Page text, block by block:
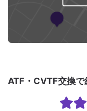
ATF・CVTF交換